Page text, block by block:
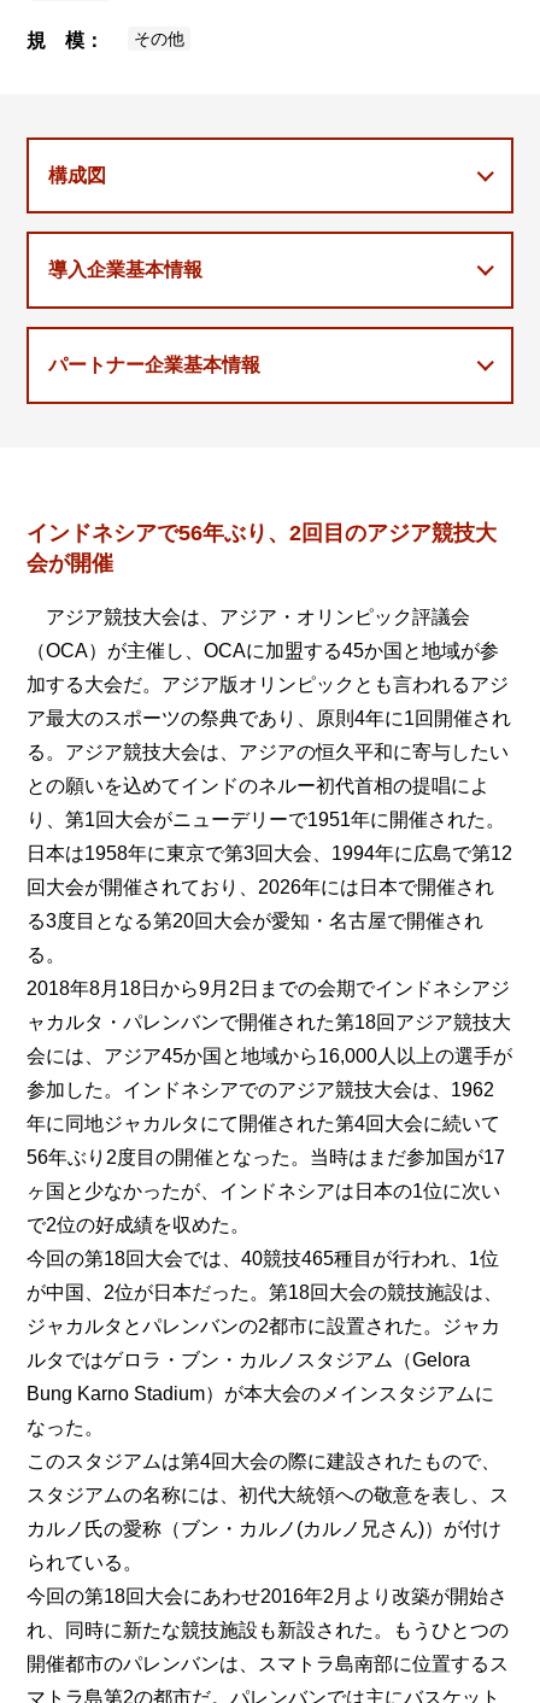
規 模 その他
構成図
導入企業基本情報
パートナー企業基本情報
インドネシアで56年ぶり、2回目のアジア競技大
会が開催
アジア競技大会は、アジア・オリンピック評議会
（OCA）が主催し、OCAに加盟する45か国と地域が参
加する大会だ。アジア版オリンピックとも言われるアジ
ア最大のスポーツの祭典であり、原則4年に1回開催され
る。アジア競技大会は、アジアの恒久平和に寄与したい
との願いを込めてインドのネルー初代首相の提唱によ
り、第1回大会がニューデリーで1951年に開催された。
日本は1958年に東京で第3回大会、1994年に広島で第12
回大会が開催されており、2026年には日本で開催され
る3度目となる第20回大会が愛知・名古屋で開催され
る。
2018年8月18日から9月2日までの会期でインドネシアジ
ャカルタ・パレンバンで開催された第18回アジア競技大
会には、アジア45か国と地域から16,000人以上の選手が
参加した。インドネシアでのアジア競技大会は、1962
年に同地ジャカルタにて開催された第4回大会に続いて
56年ぶり2度目の開催となった。当時はまだ参加国が17
ヶ国と少なかったが、インドネシアは日本の1位に次い
で2位の好成績を収めた。
今回の第18回大会では、40競技465種目が行われ、1位
が中国、2位が日本だった。第18回大会の競技施設は、
ジャカルタとパレンバンの2都市に設置された。ジャカ
ルタではゲロラ・ブン・カルノスタジアム（Gelora
Bung Karno Stadium）が本大会のメインスタジアムに
なった。
このスタジアムは第4回大会の際に建設されたもので、
スタジアムの名称には、初代大統領への敬意を表し、ス
カルノ氏の愛称（ブン・カルノ(カルノ兄さん)）が付け
られている。
今回の第18回大会にあわせ2016年2月より改築が開始さ
れ、同時に新たな競技施設も新設された。もうひとつの
開催都市のパレンバンは、スマトラ島南部に位置するス
マトラ島第2の都市だ。パレンバンでは主にバスケット